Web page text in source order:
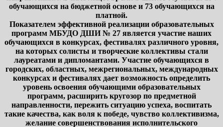
обучающихся на бюджетной основе и 73 обучающихся на
платной.
Показателем эффективной реализации образовательных
программ МБУДО ДШИ № 27 является участие наших
обучающихся в конкурсах, фестивалях различного уровня,
на которых солисты и творческие коллективы стали
лауреатами и дипломантами. Участие обучающихся в
городских, областных, межрегиональных, международных
конкурсах и фестивалях дает возможность определить
уровень освоения обучающими образовательных
программ, расширить кругозор по предметной
направленности, пережить ситуацию успеха, воспитать
такие качества, как воля к победе, чувство коллективизма,
желание совершенствования исполнительского